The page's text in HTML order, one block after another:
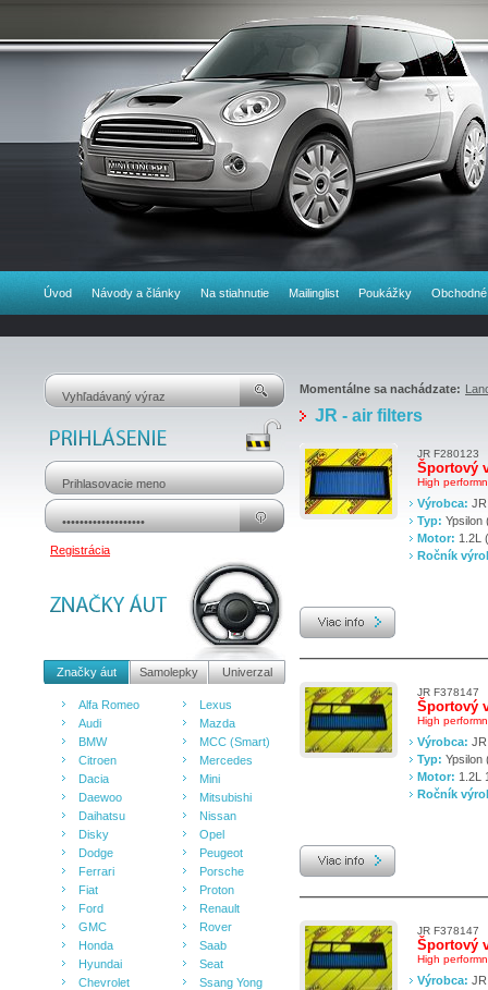
Úvod Návody a články Na stiahnutie Mailinglist Poukážky
Registrácia
Značky áut Samolepky Univerzal
Alfa Romeo
Audi
BMW
Citroen
Dacia
Daewoo
Daihatsu
Disky
Dodge
Ferrari
Fiat
Ford
GMC
Honda
Hyundai
Chevrolet
Lexus
Mazda
MCC (Smart)
Mercedes
Mini
Mitsubishi
Nissan
Opel
Peugeot
Porsche
Proton
Renault
Rover
Saab
Seat
Ssang Yong
Momentálne sa nachádzate:
JR - air filters
JR F280123
Športový
High
Výrobca:
Typ: Ypsilon
Motor: 1.2L
Ročník
JR F378147
Športový
High
Výrobca:
Typ: Ypsilon
Motor: 1.2L
Ročník
JR F378147
Športový
High
Výrobca: